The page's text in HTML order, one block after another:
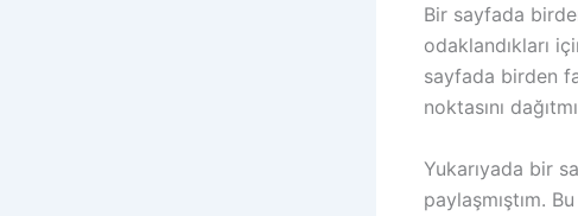
Bir sayfada
odaklandıkları
sayfada birden
noktasını
Yukarıyada bir
paylaşmıştım.